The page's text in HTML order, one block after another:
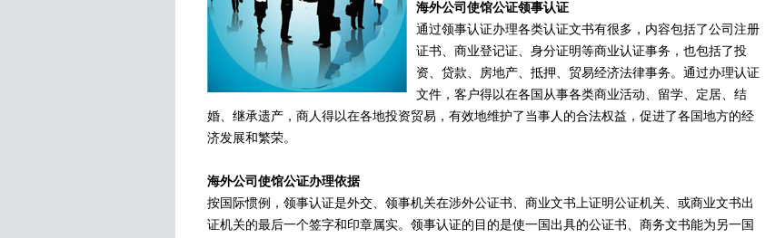
海外公司使馆公证领事认证
通过领事认证办理各类认证文书有很多，内容包括了公司注册
证书、商业登记证、身分证明等商业认证事务，也包括了投
资、贷款、房地产、抵押、贸易经济法律事务。通过办理认证
文件，客户得以在各国从事各类商业活动、留学、定居、结
婚、继承遗产，商人得以在各地投资贸易，有效地维护了当事人的合法权益，促进了各国地方的经
济发展和繁荣。
海外公司使馆公证办理依据
按国际惯例，领事认证是外交、领事机关在涉外公证书、商业文书上证明公证机关、或商业文书出
证机关的最后一个签字和印章属实。领事认证的目的是使一国出具的公证书、商务文书能为另一国